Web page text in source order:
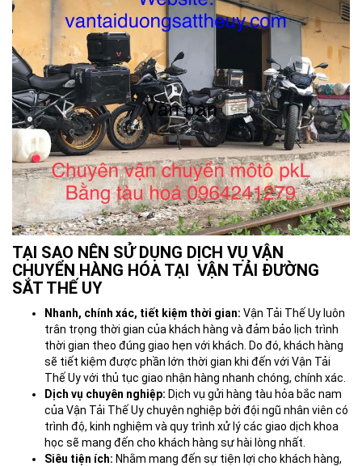
TẠI SAO NÊN SỬ DỤNG DỊCH VỤ VẬN
CHUYỂN HÀNG HÓA TẠI VẬN TẢI ĐƯỜNG
SẮT THẾ UY
Nhanh, chính xác, tiết kiệm thời gian: Vận Tải Thế Uy luôn
trân trọng thời gian của khách hàng và đảm bảo lịch trình
thời gian theo đúng giao hẹn với khách. Do đó, khách hàng
sẽ tiết kiệm được phần lớn thời gian khi đến với Vận Tải
Thế Uy với thủ tục giao nhận hàng nhanh chóng, chính xác.
Dịch vụ chuyên nghiệp: Dịch vụ gửi hàng tàu hỏa bắc nam
của Vận Tải Thế Uy chuyên nghiệp bởi đội ngũ nhân viên có
trình độ, kinh nghiệm và quy trình xử lý các giao dịch khoa
học sẽ mang đến cho khách hàng sự hài lòng nhất.
Siêu tiện ích: Nhằm mang đến sự tiện lợi cho khách hàng,